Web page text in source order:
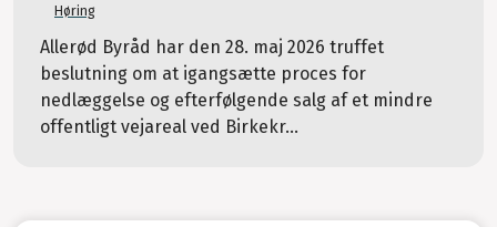
Høring
Allerød Byråd har den 28. maj 2026 truffet
beslutning om at igangsætte proces for
nedlæggelse og efterfølgende salg af et mindre
offentligt vejareal ved Birkekr...